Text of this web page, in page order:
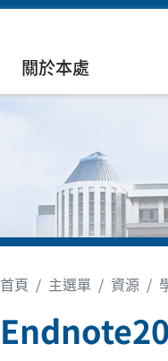
關於本處
首頁 主選單 資源